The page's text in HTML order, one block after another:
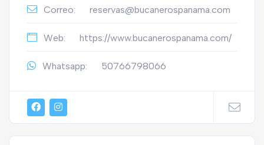
Correo: reservas@bucanerospanama.com
Web: https://www.bucanerospanama.com/
Whatsapp: 50766798066